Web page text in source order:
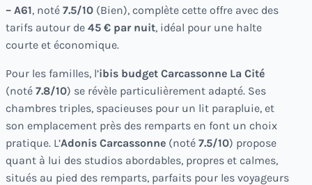
– A61, noté 7.5/10 (Bien), complète cette offre avec des
tarifs autour de 45 € par nuit, idéal pour une halte
courte et économique.
Pour les familles, l’ibis budget Carcassonne La Cité
(noté 7.8/10) se révèle particulièrement adapté. Ses
chambres triples, spacieuses pour un lit parapluie, et
son emplacement près des remparts en font un choix
pratique. L’Adonis Carcassonne (noté 7.5/10) propose
quant à lui des studios abordables, propres et calmes,
situés au pied des remparts, parfaits pour les voyageurs